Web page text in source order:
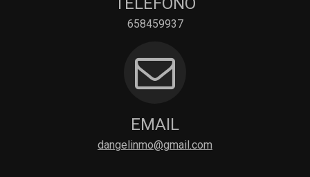
658459937
EMAIL
dangelinmo@gmail.com